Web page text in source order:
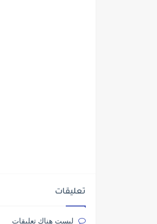
تعليقات
ليست هناك تعليقات